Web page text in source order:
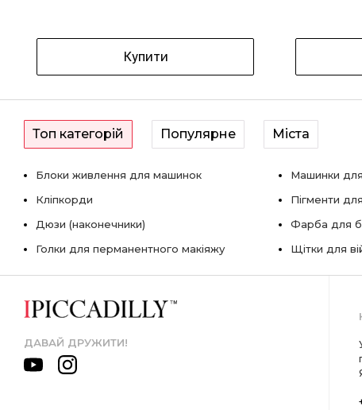
Купити
Топ категорій Популярне Міста
Блоки живлення для машинок
Кліпкорди
Дюзи (наконечники)
Голки для перманентного макіяжу
Машинки
Пігменти
Фарба для
Щітки для
ДАВАЙ ДРУЖИТИ!